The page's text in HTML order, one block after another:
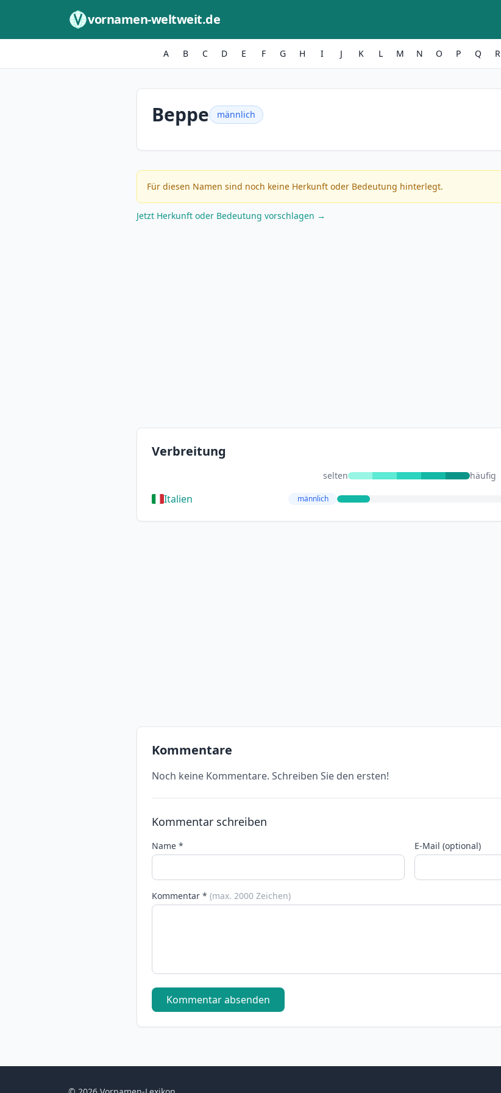
vornamen-weltweit.de
A B C D E F G H I J K L M N O P Q R
Beppe männlich
Für diesen Namen sind noch keine Herkunft oder Bedeutung hinterlegt.
Jetzt Herkunft oder Bedeutung vorschlagen →
Verbreitung
selten häufig
Italien männlich
Kommentare
Noch keine Kommentare. Schreiben Sie den ersten!
Kommentar schreiben
Name * E-Mail (optional)
Kommentar * (max. 2000 Zeichen)
Kommentar absenden